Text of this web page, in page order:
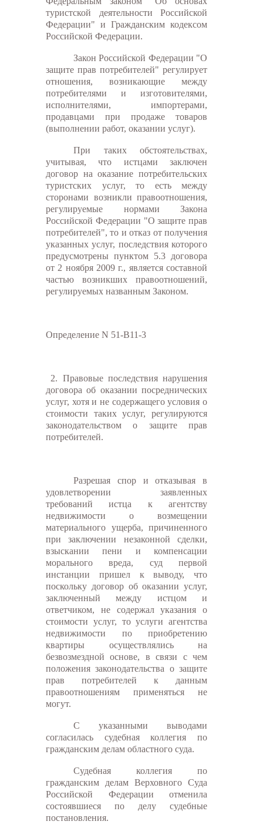
туристской деятельности Российской
Федерации" и Гражданским кодексом
Российской Федерации.
Закон Российской Федерации "О
защите прав потребителей" регулирует
отношения, возникающие между
потребителями и изготовителями,
исполнителями, импортерами,
продавцами при продаже товаров
(выполнении работ, оказании услуг).
При таких обстоятельствах,
учитывая, что истцами заключен
договор на оказание потребительских
туристских услуг, то есть между
сторонами возникли правоотношения,
регулируемые нормами Закона
Российской Федерации "О защите прав
потребителей", то и отказ от получения
указанных услуг, последствия которого
предусмотрены пунктом 5.3 договора
от 2 ноября 2009 г., является составной
частью возникших правоотношений,
регулируемых названным Законом.
Определение N 51-В11-3
2. Правовые последствия нарушения
договора об оказании посреднических
услуг, хотя и не содержащего условия о
стоимости таких услуг, регулируются
законодательством о защите прав
потребителей.
Разрешая спор и отказывая в
удовлетворении заявленных
требований истца к агентству
недвижимости о возмещении
материального ущерба, причиненного
при заключении незаконной сделки,
взыскании пени и компенсации
морального вреда, суд первой
инстанции пришел к выводу, что
поскольку договор об оказании услуг,
заключенный между истцом и
ответчиком, не содержал указания о
стоимости услуг, то услуги агентства
недвижимости по приобретению
квартиры осуществлялись на
безвозмездной основе, в связи с чем
положения законодательства о защите
прав потребителей к данным
правоотношениям применяться не
могут.
С указанными выводами
согласилась судебная коллегия по
гражданским делам областного суда.
Судебная коллегия по
гражданским делам Верховного Суда
Российской Федерации отменила
состоявшиеся по делу судебные
постановления.